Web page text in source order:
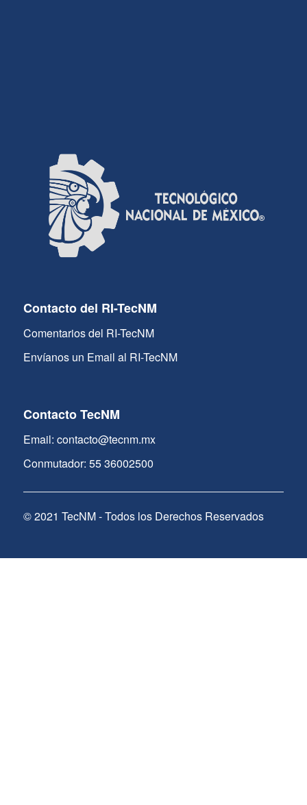
Contacto del RI-TecNM
Comentarios del RI-TecNM
Envíanos un Email al RI-TecNM
Contacto TecNM
Email: contacto@tecnm.mx
Conmutador: 55 36002500
© 2021 TecNM - Todos los Derechos Reservados